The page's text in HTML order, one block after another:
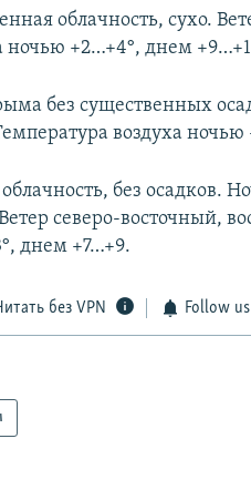
облачность, сухо.
ночью +2…+4°, днем
без существенных
воздуха ночью
без осадков.
северо-восточный,
днем +7…+9.
без VPN Follow us